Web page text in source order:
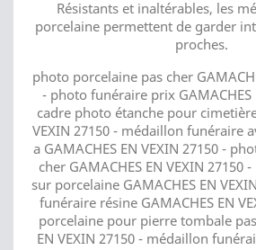
Résistants et inaltérables, les
porcelaine permettent de garder
proches.
photo porcelaine pas cher
- photo funéraire prix GAMACHES
cadre photo étanche pour cimetière
VEXIN 27150 - médaillon funéraire
a GAMACHES EN VEXIN 27150 -
cher GAMACHES EN VEXIN
sur porcelaine GAMACHES EN
funéraire résine GAMACHES EN
porcelaine pour pierre tombale
EN VEXIN 27150 - médaillon